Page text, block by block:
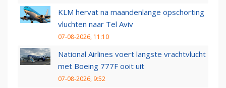
KLM hervat na maandenlange opschorting
vluchten naar Tel Aviv
07-08-2026, 11:10
National Airlines voert langste vrachtvlucht
met Boeing 777F ooit uit
07-08-2026, 9:52